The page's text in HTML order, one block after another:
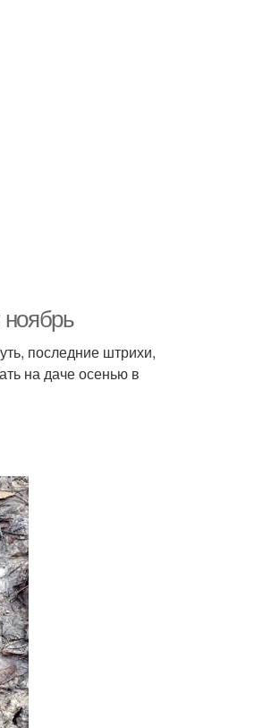
ноябрь
последние штрихи,
на даче осенью в